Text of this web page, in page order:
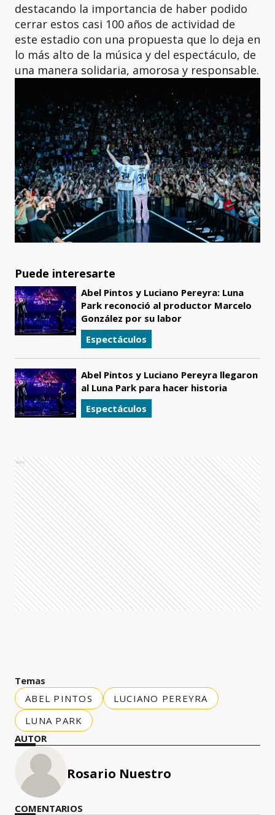
destacando la importancia de haber podido
cerrar estos casi 100 años de actividad de
este estadio con una propuesta que lo deja en
lo más alto de la música y del espectáculo, de
una manera solidaria, amorosa y responsable.
Puede interesarte
Abel Pintos y Luciano Pereyra: Luna
Park reconoció al productor Marcelo
González por su labor
Espectáculos
Abel Pintos y Luciano Pereyra llegaron
al Luna Park para hacer historia
Espectáculos
Ads
Temas
ABEL PINTOS
LUCIANO PEREYRA
LUNA PARK
AUTOR
Rosario Nuestro
COMENTARIOS